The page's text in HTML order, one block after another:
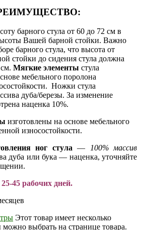
барного стула от 60 до 72 см в
Вашей барной стойки. Важно
барного стула, что высота от
стойки до сидения стула должна
Мягкие элементы стула
мебельного поролона
Ножки стула
дуба/березы. За изменение
наценка 10%.
изготовлены на основе мебельного
износостойкости.
ног стула —
100% массив
дуба или бука — наценка, уточняйте
45 рабочих дней.
Этот товар имеет несколько
выбрать на странице товара.